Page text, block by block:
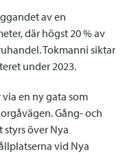
av en
där högst 20 % av
Tokmanni siktar
under 2023.
en ny gata som
Gång- och
över Nya
vid Nya